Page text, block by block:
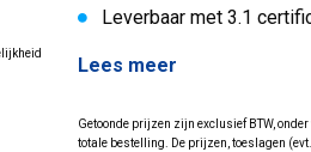
Leverbaar met 3.1
Lees meer
Getoonde prijzen zijn exclusief BTW,
totale bestelling. De prijzen, toeslagen